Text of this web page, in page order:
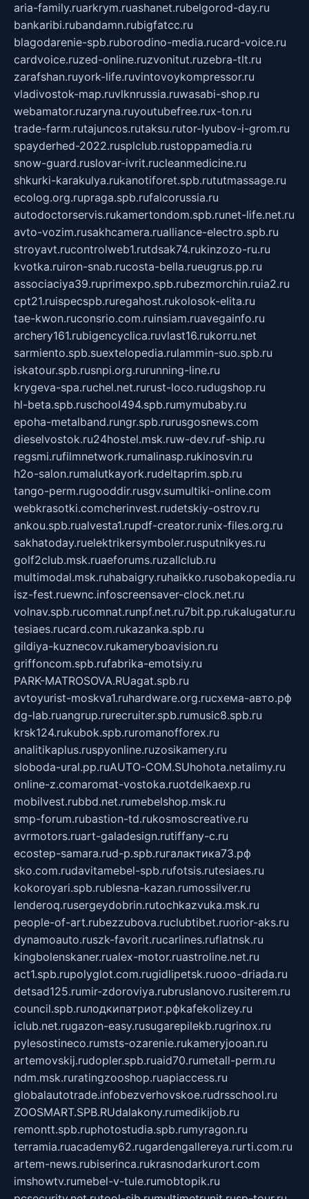
aria-family.ruarkrym.ruashanet.rubelgorod-day.ru
bankaribi.rubandamn.rubigfatcc.ru
blagodarenie-spb.ruborodino-media.rucard-voice.ru
cardvoice.ruzed-online.ruzvonitut.ruzebra-tlt.ru
zarafshan.ruyork-life.ruvintovoykompressor.ru
vladivostok-map.ruvlknrussia.ruwasabi-shop.ru
webamator.ruzaryna.ruyoutubefree.rux-ton.ru
trade-farm.rutajuncos.rutaksu.rutor-lyubov-i-grom.ru
spayderhed-2022.rusplclub.rustoppamedia.ru
snow-guard.ruslovar-ivrit.rucleanmedicine.ru
shkurki-karakulya.rukanotiforet.spb.rututmassage.ru
ecolog.org.rupraga.spb.rufalcorussia.ru
autodoctorservis.rukamertondom.spb.runet-life.net.ru
avto-vozim.rusakhcamera.rualliance-electro.spb.ru
stroyavt.rucontrolweb1.rutdsak74.rukinzozo-ru.ru
kvotka.ruiron-snab.rucosta-bella.rueugrus.pp.ru
associaciya39.ruprimexpo.spb.rubezmorchin.ruia2.ru
cpt21.ruispecspb.ruregahost.rukolosok-elita.ru
tae-kwon.ruconsrio.com.ruinsiam.ruavegainfo.ru
archery161.rubigencyclica.ruvlast16.rukorru.net
sarmiento.spb.suextelopedia.rulammin-suo.spb.ru
iskatour.spb.rusnpi.org.rurunning-line.ru
krygeva-spa.ruchel.net.rurust-loco.rudugshop.ru
hl-beta.spb.ruschool494.spb.rumymubaby.ru
epoha-metalband.rungr.spb.rurusgosnews.com
dieselvostok.ru24hostel.msk.ruw-dev.ruf-ship.ru
regsmi.rufilmnetwork.rumalinasp.rukinosvin.ru
h2o-salon.rumalutkayork.rudeltaprim.spb.ru
tango-perm.rugooddir.rusgv.sumultiki-online.com
webkrasotki.comcherinvest.rudetskiy-ostrov.ru
ankou.spb.rualvesta1.rupdf-creator.runix-files.org.ru
sakhatoday.ruelektrikersymboler.rusputnikyes.ru
golf2club.msk.ruaeforums.ruzallclub.ru
multimodal.msk.ruhabaigry.ruhaikko.rusobakopedia.ru
isz-fest.ruewnc.infoscreensaver-clock.net.ru
volnav.spb.rucomnat.runpf.net.ru7bit.pp.rukalugatur.ru
tesiaes.rucard.com.rukazanka.spb.ru
gildiya-kuznecov.rukameryboavision.ru
griffoncom.spb.rufabrika-emotsiy.ru
PARK-MATROSOVA.RUagat.spb.ru
avtoyurist-moskva1.ruhardware.org.ruсхема-авто.рф
dg-lab.ruangrup.rurecruiter.spb.rumusic8.spb.ru
krsk124.rukubok.spb.ruromanofforex.ru
analitikaplus.ruspyonline.ruzosikamery.ru
sloboda-ural.pp.ruAUTO-COM.SUhohota.netalimy.ru
online-z.comaromat-vostoka.ruotdelkaexp.ru
mobilvest.rubbd.net.rumebelshop.msk.ru
smp-forum.rubastion-td.rukosmoscreative.ru
avrmotors.ruart-galadesign.rutiffany-c.ru
ecostep-samara.rud-p.spb.ruгалактика73.рф
sko.com.rudavitamebel-spb.rufotsis.rutesiaes.ru
kokoroyari.spb.rublesna-kazan.rumossilver.ru
lenderoq.rusergeydobrin.rutochkazvuka.msk.ru
people-of-art.rubezzubova.ruclubtibet.ruorior-aks.ru
dynamoauto.ruszk-favorit.rucarlines.ruflatnsk.ru
kingbolenskaner.rualex-motor.ruastroline.net.ru
act1.spb.rupolyglot.com.rugidlipetsk.ruooo-driada.ru
detsad125.rumir-zdoroviya.rubruslanovo.rusiterem.ru
council.spb.ruлодкипатриот.рфkafekolizey.ru
iclub.net.rugazon-easy.rusugarepilekb.rugrinox.ru
pylesostineco.rumsts-ozarenie.rukameryjooan.ru
artemovskij.rudopler.spb.ruaid70.rumetall-perm.ru
ndm.msk.ruratingzooshop.ruapiaccess.ru
globalautotrade.infobezverhovskoe.rudrsschool.ru
ZOOSMART.SPB.RUdalakony.rumedikijob.ru
remontt.spb.ruphotostudia.spb.rumyragon.ru
terramia.ruacademy62.rugardengallereya.rurti.com.ru
artem-news.rubiserinca.rukrasnodarkurort.com
imshowtv.rumebel-v-tule.rumobtopik.ru